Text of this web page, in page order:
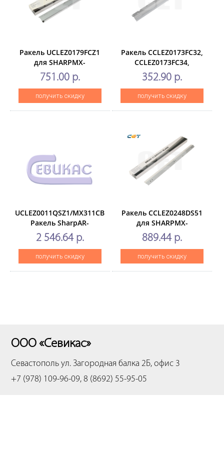
Ракель UCLEZ0179FCZ1
для SHARPMX-
2300N/2700N/3500N/3501N/4500N/4501N
(CET), CET7683
751.00 р.
получить скидку
Ракель CCLEZ0173FC32,
CCLEZ0173FC34,
CCLEZ0173FC32для
SHARP AR-
M550/M620/M700, MX-
M550/M620/M700
(CET),CET4800
352.90 р.
получить скидку
UCLEZ0011QSZ1/MX311CB
Ракель SharpAR-
6020/6031/5726/5731/MX-
M260/M264/M310/M314/M354
(O)
2 546.64 р.
получить скидку
Ракель CCLEZ0248DS51
для SHARPMX-
3050N/3060N/3550N/3570N/
(CET), CET7157
889.44 р.
получить скидку
ООО «Севикас»
Севастополь ул. Загородная балка 2Б, офис 3
+7 (978) 109-96-09, 8 (8692) 55-95-05